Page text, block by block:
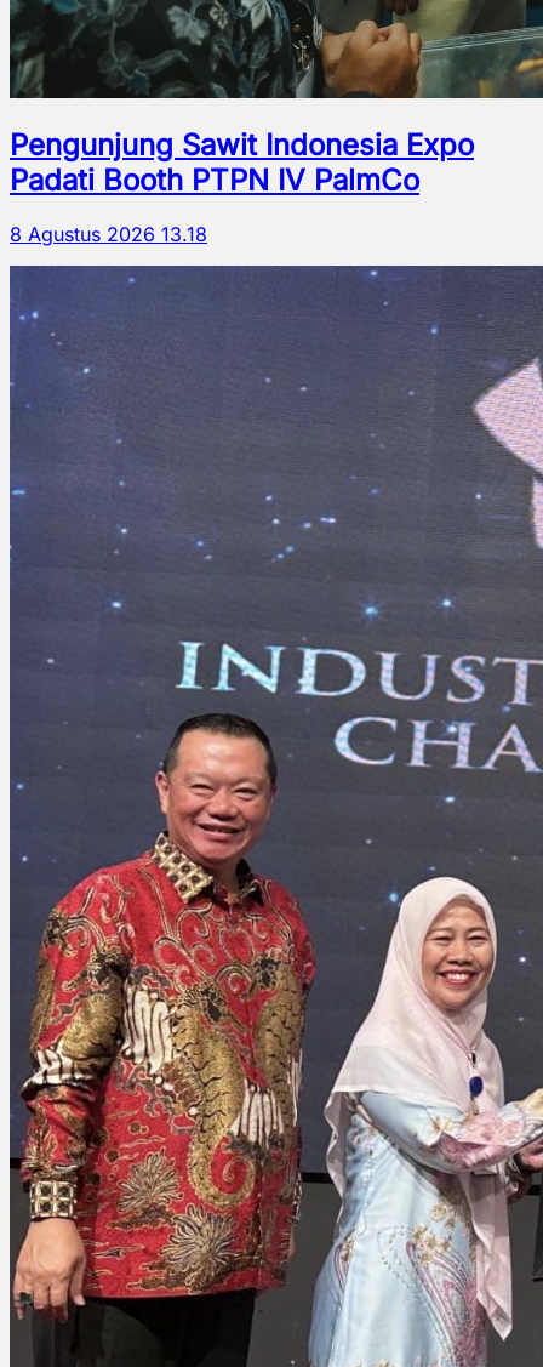
Pengunjung Sawit Indonesia Expo
Padati Booth PTPN IV PalmCo
8 Agustus 2026 13.18